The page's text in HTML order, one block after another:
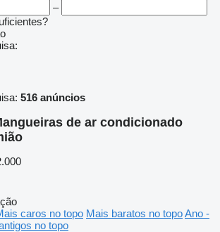
–
516 anúncios
de ar condicionado
caros no topo Mais baratos no topoAno -
no topo